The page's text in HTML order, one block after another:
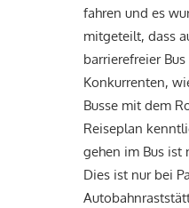
fahren und es
mitgeteilt, dass
barrierefreier
Konkurrenten,
Busse mit dem
Reiseplan
gehen im Bus ist
Dies ist nur bei